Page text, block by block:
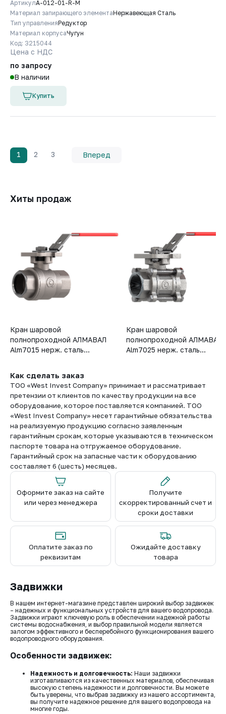
АртикулA-012-01-R-М
Материал запирающего элементаНержавеющая Сталь
Тип управленияРедуктор
Материал корпусаЧугун
Код: 3215044
Цена с НДС
по запросу
В наличии
Купить
1 2 3 Вперед
Хиты продаж
Кран шаровой
полнопроходной АЛМАВАЛ
Alm7015 нерж. сталь...
Кран шаровой
полнопроходной АЛМАВАЛ
Alm7025 нерж. сталь...
Как сделать заказ
ТОО «West Invest Company» принимает и рассматривает
претензии от клиентов по качеству продукции на все
оборудование, которое поставляется компанией. ТОО
«West Invest Company» несет гарантийные обязательства
на реализуемую продукцию согласно заявленным
гарантийным срокам, которые указываются в техническом
паспорте товара на отгружаемое оборудование.
Гарантийный срок на запасные части к оборудованию
составляет 6 (шесть) месяцев.
Оформите заказ на сайте
или через менеджера
Получите
скорректированный счет и
сроки доставки
Оплатите заказ по
реквизитам
Ожидайте доставку
товара
Задвижки
В нашем интернет-магазине представлен широкий выбор задвижек
– надежных и функциональных устройств для вашего водопровода.
Задвижки играют ключевую роль в обеспечении надежной работы
системы водоснабжения, и выбор правильной модели является
залогом эффективного и бесперебойного функционирования вашего
водопроводного оборудования.
Особенности задвижек:
Надежность и долговечность: Наши задвижки
изготавливаются из качественных материалов, обеспечивая
высокую степень надежности и долговечности. Вы можете
быть уверены, что выбрав задвижку из нашего ассортимента,
вы получите надежное решение для вашего водопровода на
многие годы.